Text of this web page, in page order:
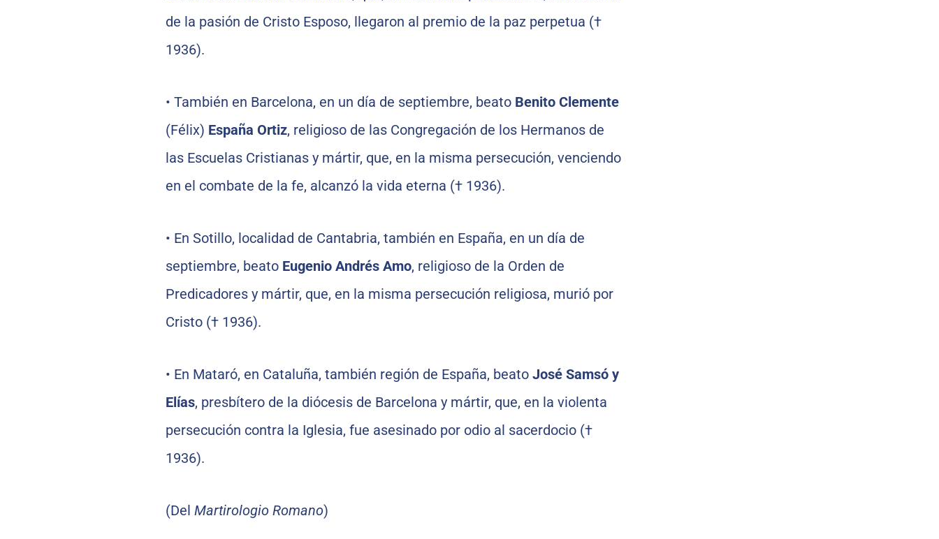
de la pasión de Cristo Esposo, llegaron al premio de la paz perpetua (†
1936).
• También en Barcelona, en un día de septiembre, beato Benito Clemente
(Félix) España Ortiz, religioso de las Congregación de los Hermanos de
las Escuelas Cristianas y mártir, que, en la misma persecución, venciendo
en el combate de la fe, alcanzó la vida eterna († 1936).
• En Sotillo, localidad de Cantabria, también en España, en un día de
septiembre, beato Eugenio Andrés Amo, religioso de la Orden de
Predicadores y mártir, que, en la misma persecución religiosa, murió por
Cristo († 1936).
• En Mataró, en Cataluña, también región de España, beato José Samsó y
Elías, presbítero de la diócesis de Barcelona y mártir, que, en la violenta
persecución contra la Iglesia, fue asesinado por odio al sacerdocio (†
1936).
(Del Martirologio Romano)